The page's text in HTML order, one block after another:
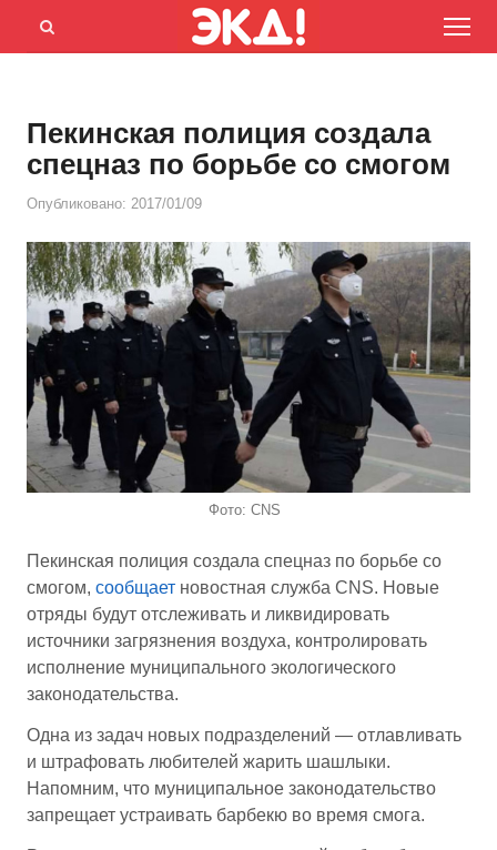
Menu
Открыть
Пекинская полиция создала
спецназ по борьбе со смогом
Опубликовано: 2017/01/09
Фото: CNS
Пекинская полиция создала спецназ по борьбе со
смогом, сообщает новостная служба CNS. Новые
отряды будут отслеживать и ликвидировать
источники загрязнения воздуха, контролировать
исполнение муниципального экологического
законодательства.
Одна из задач новых подразделений — отлавливать
и штрафовать любителей жарить шашлыки.
Напомним, что муниципальное законодательство
запрещает устраивать барбекю во время смога.